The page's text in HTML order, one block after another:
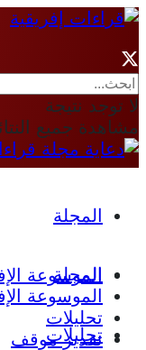
لا توجد نتيجة
مشاهدة جميع
المجلة
الموسوعة
تحليلات
المجلة
الموسوعة
تحليلات
تقدير موقف